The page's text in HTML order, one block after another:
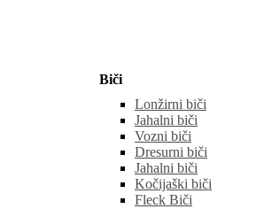
Biči
Lonžirni biči
Jahalni biči
Vozni biči
Dresurni biči
Jahalni biči
Kočijaški biči
Fleck Biči